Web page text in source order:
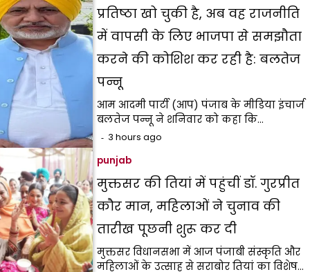
प्रतिष्ठा खो चुकी है, अब वह राजनीति
में वापसी के लिए भाजपा से समझौता
करने की कोशिश कर रही है: बलतेज
पन्नू
आम आदमी पार्टी (आप) पंजाब के मीडिया इंचार्ज
बलतेज पन्नू ने शनिवार को कहा कि…
3 hours ago
punjab
मुक्तसर की तियां में पहुंचीं डॉ. गुरप्रीत
कौर मान, महिलाओं ने चुनाव की
तारीख पूछनी शुरू कर दी
मुक्तसर विधानसभा में आज पंजाबी संस्कृति और
महिलाओं के उत्साह से सराबोर तियां का विशेष…